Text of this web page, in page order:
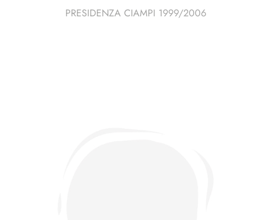
PRESIDENZA CIAMPI 1999/2006